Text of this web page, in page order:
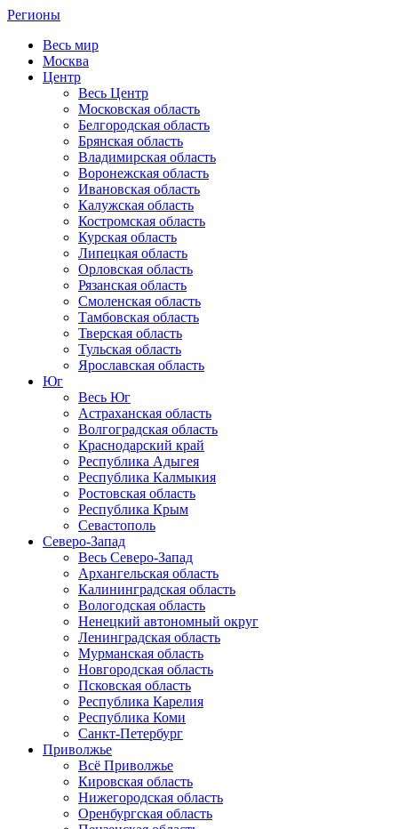
Регионы
Весь мир
Москва
Центр
Весь Центр
Московская область
Белгородская область
Брянская область
Владимирская область
Воронежская область
Ивановская область
Калужская область
Костромская область
Курская область
Липецкая область
Орловская область
Рязанская область
Смоленская область
Тамбовская область
Тверская область
Тульская область
Ярославская область
Юг
Весь Юг
Астраханская область
Волгоградская область
Краснодарский край
Республика Адыгея
Республика Калмыкия
Ростовская область
Республика Крым
Севастополь
Северо-Запад
Весь Северо-Запад
Архангельская область
Калининградская область
Вологодская область
Ненецкий автономный округ
Ленинградская область
Мурманская область
Новгородская область
Псковская область
Республика Карелия
Республика Коми
Санкт-Петербург
Приволжье
Всё Приволжье
Кировская область
Нижегородская область
Оренбургская область